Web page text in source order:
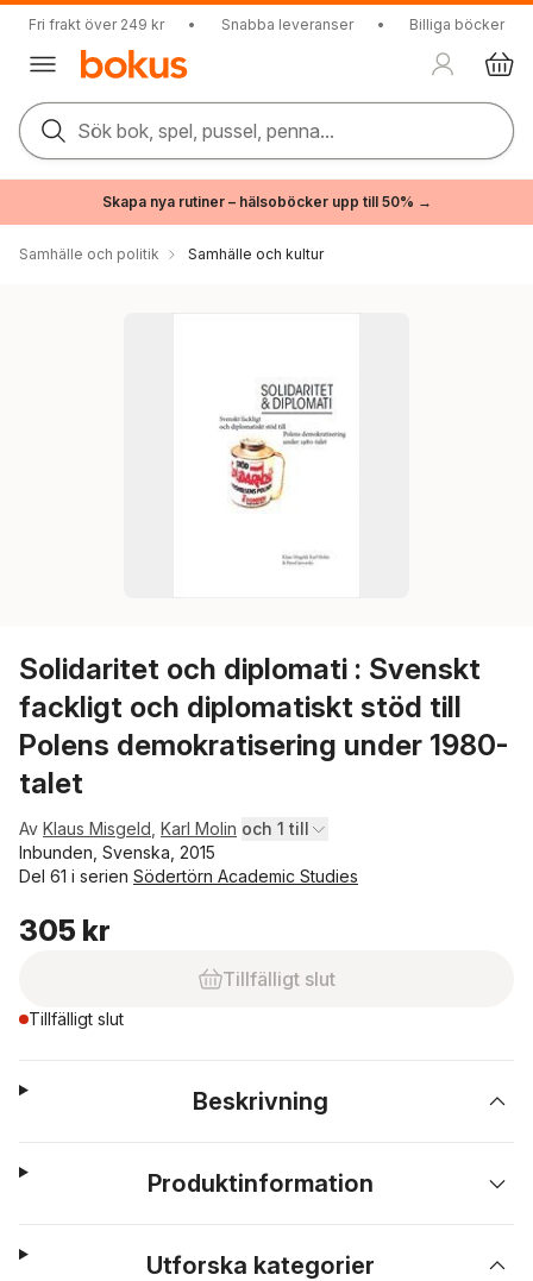
Fri frakt över 249 kr • Snabba leveranser • Billiga böcker
Sök bok, spel, pussel, penna...
Skapa nya rutiner – hälsoböcker upp till 50% →
Samhälle och politik Samhälle och kultur
Solidaritet och diplomati : Svenskt
fackligt och diplomatiskt stöd till
Polens demokratisering under 1980-
talet
Av Klaus Misgeld Karl Molin och 1 till
Inbunden, Svenska, 2015
Del 61 i serien Södertörn Academic Studies
305 kr
Tillfälligt slut
Tillfälligt slut
Beskrivning
Produktinformation
Utforska kategorier